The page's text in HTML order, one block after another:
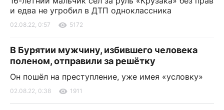
и едва не угробил в ДТП одноклассника
02.08.22, 0:57 5172
В Бурятии мужчину, избившего человека
поленом, отправили за решётку
Он пошёл на преступление, уже имея «условку»
02.08.22, 0:38 1911